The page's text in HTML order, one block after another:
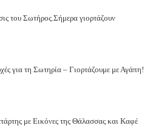
του Σωτήρος.Σήμερα γιορτάζουν
για τη Σωτηρία – Γιορτάζουμε με Αγάπη!
με Εικόνες της Θάλασσας και Καφέ